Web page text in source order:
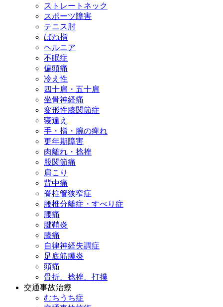
ストレートネック
スポーツ障害
テニス肘
ばね指
ヘルニア
不眠症
偏頭痛
冷え性
四十肩・五十肩
坐骨神経痛
変形性膝関節症
寝違え
手・指・腕の痺れ
更年期障害
肉離れ・捻挫
股関節痛
肩こり
背中痛
脊柱管狭窄症
腰椎分離症・すべり症
腰痛
腱鞘炎
膝痛
自律神経失調症
足底筋膜炎
頭痛
骨折、捻挫、打撲
交通事故治療
むちうち症